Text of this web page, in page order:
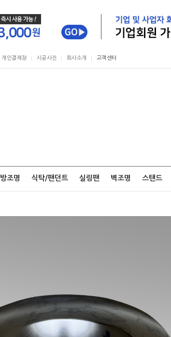
개인결제창 시공사진 회사소개 고객센터
방조명 식탁/팬던트 실링팬 벽조명 스탠드